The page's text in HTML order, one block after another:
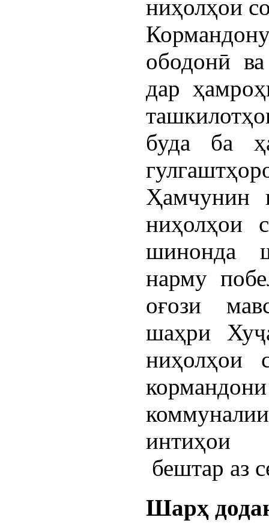
ниҳолҳои
ободонӣ
дар
буда ба
Ҳамчунин
ниҳолҳои
шинонда
нарму
оғози
шаҳри
ниҳолҳои
интиҳои
бештар аз
Шарҳ